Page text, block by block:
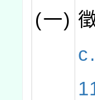
(一)